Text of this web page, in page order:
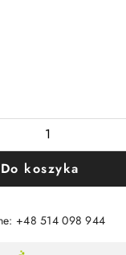
Do koszyka
+48 514 098 944